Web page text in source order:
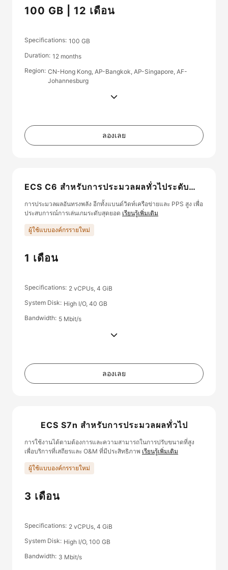
100 GB | 12 เดือน
Specifications 100 GB
Duration 12 months
Region CN-Hong Kong, AP-Bangkok, AP-Singapore, AF-
Johannesburg
ลองเลย
ECS C6 สำหรับการประมวลผลทั่วไประดับ
พิเศษ
การประมวลผลอันทรงพลัง อีกทั้งแบนด์วิดท์เครือข่ายและ PPS สูง เพื่อ
ประสบการณ์การเล่นเกมระดับสุดยอด เรียนรู้เพิ่มเติม
ผู้ใช้แบบองค์กรรายใหม่
1 เดือน
Specifications 2 vCPUs, 4 GiB
System Disk High I/O, 40 GB
Bandwidth 5 Mbit/s
ลองเลย
ECS S7n สำหรับการประมวลผลทั่วไป
การใช้งานได้ตามต้องการและความสามารถในการปรับขนาดที่สูง
เพื่อบริการที่เสถียรและ O&M ที่มีประสิทธิภาพ เรียนรู้เพิ่มเติม
ผู้ใช้แบบองค์กรรายใหม่
3 เดือน
Specifications 2 vCPUs, 4 GiB
System Disk High I/O, 100 GB
Bandwidth 3 Mbit/s